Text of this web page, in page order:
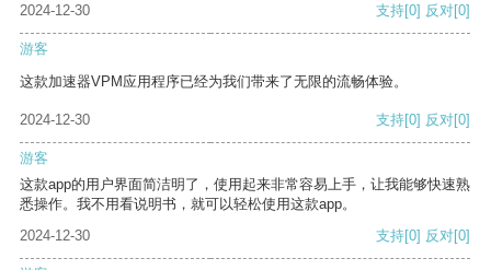
2024-12-30 支持[0] 反对[0]
游客
这款加速器VPM应用程序已经为我们带来了无限的流畅体验。
2024-12-30 支持[0] 反对[0]
游客
这款app的用户界面简洁明了，使用起来非常容易上手，让我能够快速熟
悉操作。我不用看说明书，就可以轻松使用这款app。
2024-12-30
支持[0] 反对[0]